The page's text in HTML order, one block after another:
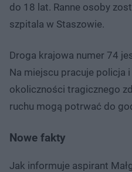
do 18 lat. Ranne osoby
szpitala w Staszowie.
Droga krajowa numer 74
Na miejscu pracuje policja
okoliczności tragicznego
ruchu mogą potrwać do
Nowe fakty
Jak informuje aspirant